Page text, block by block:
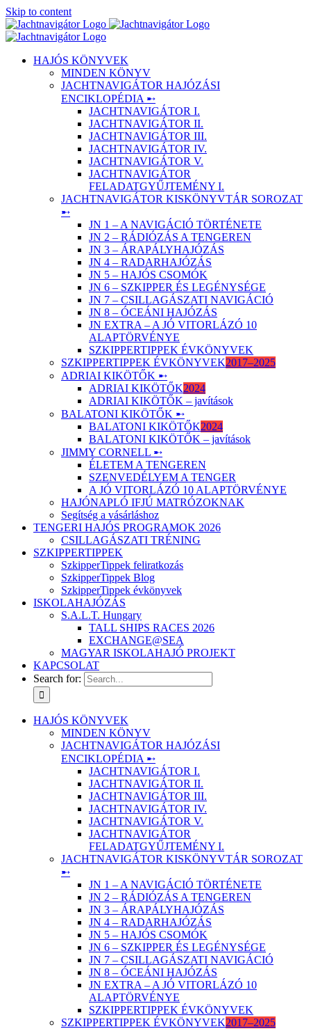
Skip to content
HAJÓS KÖNYVEK
MINDEN KÖNYV
JACHTNAVIGÁTOR HAJÓZÁSI
ENCIKLOPÉDIA ➸
JACHTNAVIGÁTOR I.
JACHTNAVIGÁTOR II.
JACHTNAVIGÁTOR III.
JACHTNAVIGÁTOR IV.
JACHTNAVIGÁTOR V.
JACHTNAVIGÁTOR
FELADATGYŰJTEMÉNY I.
JACHTNAVIGÁTOR KISKÖNYVTÁR SOROZAT
➸
JN 1 – A NAVIGÁCIÓ TÖRTÉNETE
JN 2 – RÁDIÓZÁS A TENGEREN
JN 3 – ÁRAPÁLYHAJÓZÁS
JN 4 – RADARHAJÓZÁS
JN 5 – HAJÓS CSOMÓK
JN 6 – SZKIPPER ÉS LEGÉNYSÉGE
JN 7 – CSILLAGÁSZATI NAVIGÁCIÓ
JN 8 – ÓCEÁNI HAJÓZÁS
JN EXTRA – A JÓ VITORLÁZÓ 10
ALAPTÖRVÉNYE
SZKIPPERTIPPEK ÉVKÖNYVEK
SZKIPPERTIPPEK ÉVKÖNYVEK2017–2025
ADRIAI KIKÖTŐK ➸
ADRIAI KIKÖTŐK2024
ADRIAI KIKÖTŐK – javítások
BALATONI KIKÖTŐK ➸
BALATONI KIKÖTŐK2024
BALATONI KIKÖTŐK – javítások
JIMMY CORNELL ➸
ÉLETEM A TENGEREN
SZENVEDÉLYEM A TENGER
A JÓ VITORLÁZÓ 10 ALAPTÖRVÉNYE
HAJÓNAPLÓ IFJÚ MATRÓZOKNAK
Segítség a vásárláshoz
TENGERI HAJÓS PROGRAMOK 2026
CSILLAGÁSZATI TRÉNING
SZKIPPERTIPPEK
SzkipperTippek feliratkozás
SzkipperTippek Blog
SzkipperTippek évkönyvek
ISKOLAHAJÓZÁS
S.A.L.T. Hungary
TALL SHIPS RACES 2026
EXCHANGE@SEA
MAGYAR ISKOLAHAJÓ PROJEKT
KAPCSOLAT
Search for:
HAJÓS KÖNYVEK
MINDEN KÖNYV
JACHTNAVIGÁTOR HAJÓZÁSI
ENCIKLOPÉDIA ➸
JACHTNAVIGÁTOR I.
JACHTNAVIGÁTOR II.
JACHTNAVIGÁTOR III.
JACHTNAVIGÁTOR IV.
JACHTNAVIGÁTOR V.
JACHTNAVIGÁTOR
FELADATGYŰJTEMÉNY I.
JACHTNAVIGÁTOR KISKÖNYVTÁR SOROZAT
➸
JN 1 – A NAVIGÁCIÓ TÖRTÉNETE
JN 2 – RÁDIÓZÁS A TENGEREN
JN 3 – ÁRAPÁLYHAJÓZÁS
JN 4 – RADARHAJÓZÁS
JN 5 – HAJÓS CSOMÓK
JN 6 – SZKIPPER ÉS LEGÉNYSÉGE
JN 7 – CSILLAGÁSZATI NAVIGÁCIÓ
JN 8 – ÓCEÁNI HAJÓZÁS
JN EXTRA – A JÓ VITORLÁZÓ 10
ALAPTÖRVÉNYE
SZKIPPERTIPPEK ÉVKÖNYVEK
SZKIPPERTIPPEK ÉVKÖNYVEK2017–2025